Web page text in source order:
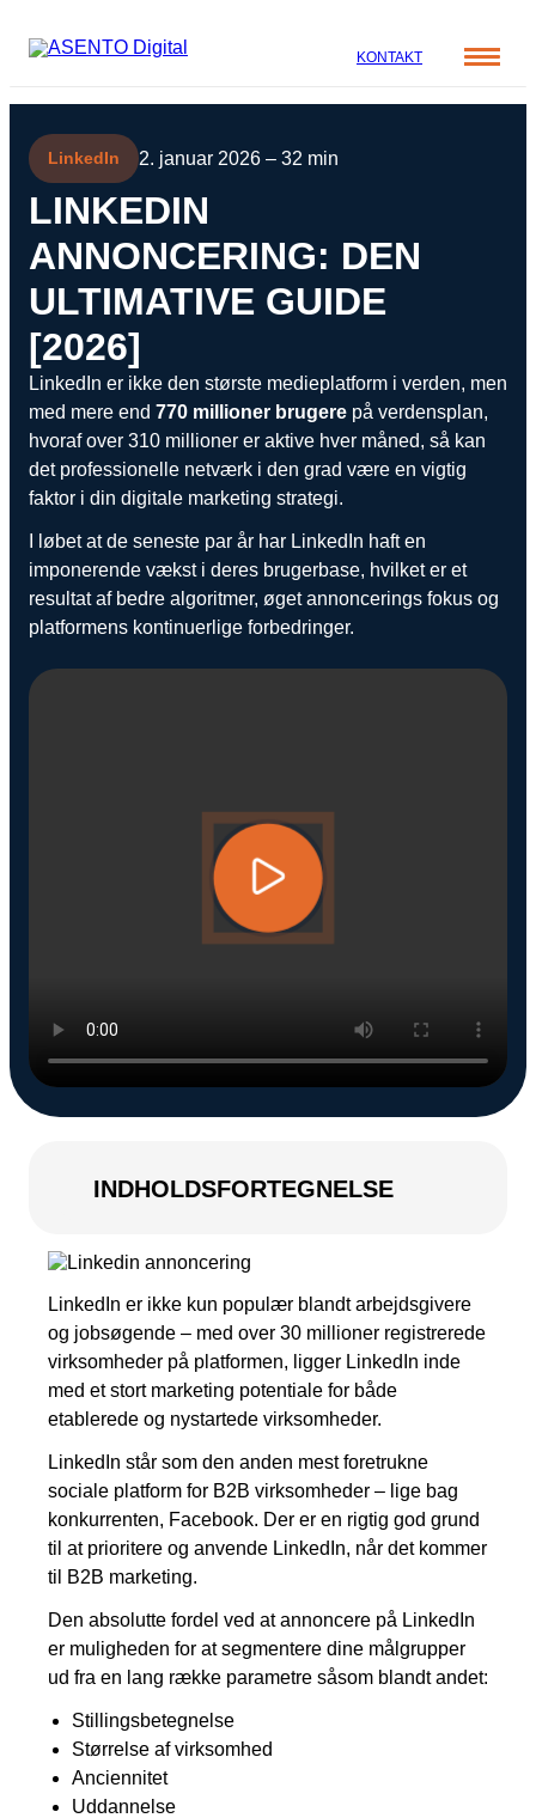
KONTAKT
Cases
Specialer
ORGANIC SEARCH
SEO
GEO
Programmatic SEO
FÅ KORTLAGT DIN AI SYNLIGHED
PAID SOCIAL
Snapchat annoncering
LinkedIn annoncering
Display annoncering
YouTube annoncering
E-MAIL MARKETING
Kampagnemails
E-mail automation
Viden
Blog
Webinar
Whitepapers
Om os
Karriere
Nyhedsbrev
LinkedIn 2. januar 2026 – 32 min
LINKEDIN
ANNONCERING: DEN
ULTIMATIVE GUIDE
[2026]
LinkedIn er ikke den største medieplatform i verden, men
med mere end 770 millioner brugere på verdensplan,
hvoraf over 310 millioner er aktive hver måned, så kan
det professionelle netværk i den grad være en vigtig
faktor i din digitale marketing strategi.
I løbet at de seneste par år har LinkedIn haft en
imponerende vækst i deres brugerbase, hvilket er et
resultat af bedre algoritmer, øget annoncerings fokus og
platformens kontinuerlige forbedringer.
INDHOLDSFORTEGNELSE
LinkedIn er ikke kun populær blandt arbejdsgivere
og jobsøgende – med over 30 millioner registrerede
virksomheder på platformen, ligger LinkedIn inde
med et stort marketing potentiale for både
etablerede og nystartede virksomheder.
LinkedIn står som den anden mest foretrukne
sociale platform for B2B virksomheder – lige bag
konkurrenten, Facebook. Der er en rigtig god grund
til at prioritere og anvende LinkedIn, når det kommer
til B2B marketing.
Den absolutte fordel ved at annoncere på LinkedIn
er muligheden for at segmentere dine målgrupper
ud fra en lang række parametre såsom blandt andet:
Stillingsbetegnelse
Størrelse af virksomhed
Anciennitet
Uddannelse